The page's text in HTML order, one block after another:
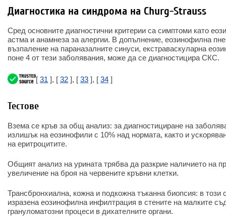
Диагностика на синдрома на Churg-Strauss
Сред основните диагностични критерии са симптоми като
астма и анамнеза за алергии. В допълнение, еозинофилна
възпаление на параназалните синуси, екстраваскуларна
поне 4 от тези заболявания, може да се диагностицира СКС.
[ 31 ], [ 32 ], [ 33 ], [ 34 ]
Тестове
Взема се кръв за общ анализ: за диагностициране на
излишък на еозинофили с 10% над нормата, както и
на еритроцитите.
Общият анализ на урината трябва да разкрие наличието на
увеличение на броя на червените кръвни клетки.
Трансбронхиална, кожна и подкожна тъканна биопсия: в този
изразена еозинофилна инфилтрация в стените на малките
грануломатозни процеси в дихателните органи.